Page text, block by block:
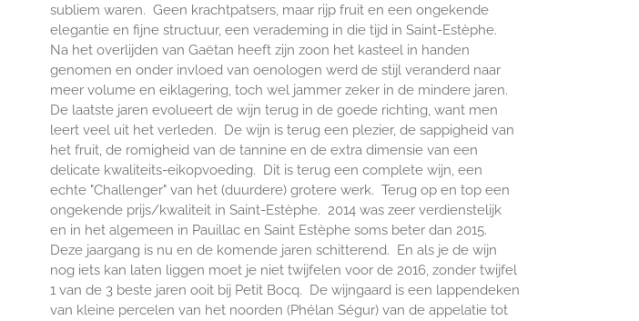
subliem waren. Geen krachtpatsers, maar rijp fruit en een ongekende
elegantie en fijne structuur, een verademing in die tijd in Saint-Estèphe.
Na het overlijden van Gaëtan heeft zijn zoon het kasteel in handen
genomen en onder invloed van oenologen werd de stijl veranderd naar
meer volume en eiklagering, toch wel jammer zeker in de mindere jaren.
De laatste jaren evolueert de wijn terug in de goede richting, want men
leert veel uit het verleden. De wijn is terug een plezier, de sappigheid van
het fruit, de romigheid van de tannine en de extra dimensie van een
delicate kwaliteits-eikopvoeding. Dit is terug een complete wijn, een
echte "Challenger" van het (duurdere) grotere werk. Terug op en top een
ongekende prijs/kwaliteit in Saint-Estèphe. 2014 was zeer verdienstelijk
en in het algemeen in Pauillac en Saint Estèphe soms beter dan 2015.
Deze jaargang is nu en de komende jaren schitterend. En als je de wijn
nog iets kan laten liggen moet je niet twijfelen voor de 2016, zonder twijfel
1 van de 3 beste jaren ooit bij Petit Bocq. De wijngaard is een lappendeken
van kleine percelen van het noorden (Phélan Ségur) van de appelatie tot